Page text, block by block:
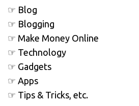
☞ Blog
☞ Blogging
☞ Make Money Online
☞ Technology
☞ Gadgets
☞ Apps
☞ Tips & Tricks, etc.